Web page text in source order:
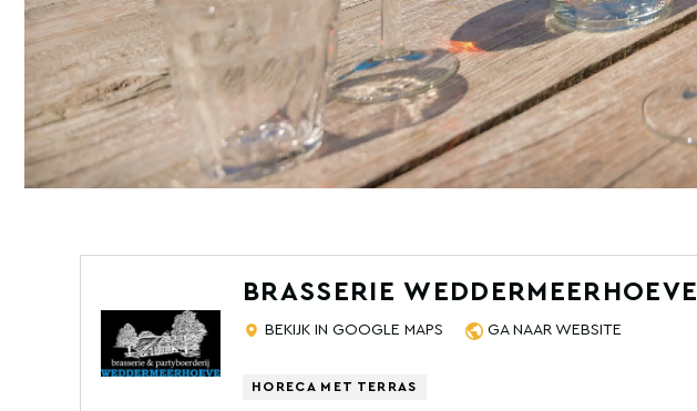
BRASSERIE WEDDERMEERHOEVE
BEKIJK IN GOOGLE MAPS GA NAAR WEBSITE
HORECA MET TERRAS